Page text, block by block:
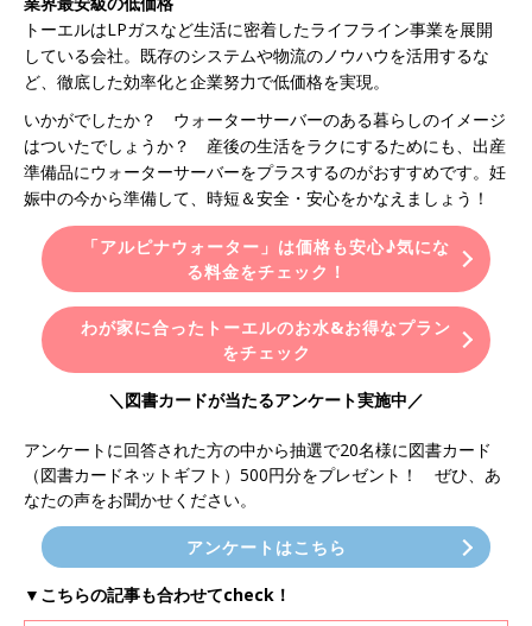
トーエルはLPガスなど生活に密着したライフライン事業を展開
している会社。既存のシステムや物流のノウハウを活用するな
ど、徹底した効率化と企業努力で低価格を実現。
いかがでしたか？ ウォーターサーバーのある暮らしのイメージ
はついたでしょうか？ 産後の生活をラクにするためにも、出産
準備品にウォーターサーバーをプラスするのがおすすめです。妊
娠中の今から準備して、時短＆安全・安心をかなえましょう！
「アルピナウォーター」は価格も安心♪気にな
る料金をチェック！
わが家に合ったトーエルのお水&お得なプラン
をチェック
＼図書カードが当たるアンケート実施中／
アンケートに回答された方の中から抽選で20名様に図書カード
（図書カードネットギフト）500円分をプレゼント！ ぜひ、あ
なたの声をお聞かせください。
アンケートはこちら
▼こちらの記事も合わせてcheck！